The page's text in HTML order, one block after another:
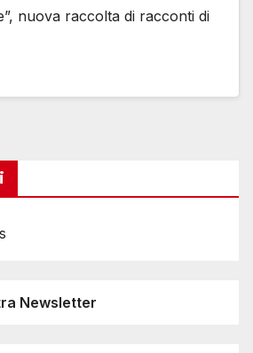
nuova raccolta di racconti di
Newsletter